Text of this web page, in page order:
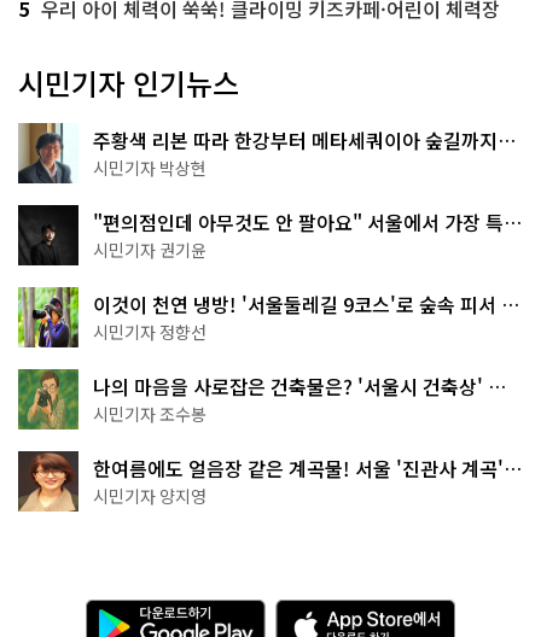
5 우리 아이 체력이 쑥쑥! 클라이밍 키즈카페·어린이 체력장
시민기자 인기뉴스
주황색 리본 따라 한강부터 메타세쿼이아 숲길까지…
서울둘레길 15코스
시민기자 박상현
"편의점인데 아무것도 안 팔아요" 서울에서 가장 특별
한 편의점의 정체
시민기자 권기윤
이것이 천연 냉방! '서울둘레길 9코스'로 숲속 피서 떠
나볼까
시민기자 정향선
나의 마음을 사로잡은 건축물은? '서울시 건축상' 수
상작 공개!
시민기자 조수봉
한여름에도 얼음장 같은 계곡물! 서울 '진관사 계곡'이
천국이네~
시민기자 양지영
다
운
A
p